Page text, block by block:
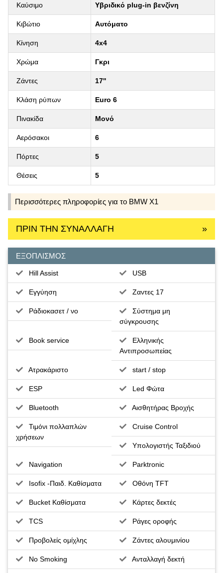
Καύσιμο Υβριδικό plug-in βενζίνη
Κιβώτιο Αυτόματο
Κίνηση 4x4
Χρώμα Γκρι
Ζάντες 17''
Κλάση ρύπων Euro 6
Πινακίδα Μονό
Αερόσακοι 6
Πόρτες 5
Θέσεις 5
Περισσότερες πληροφορίες για το BMW X1
ΠΡΙΝ ΤΗΝ ΣΥΝΑΛΛΑΓΗ »
ΕΞΟΠΛΙΣΜΟΣ
Hill Assist USB
Εγγύηση Ζαντες 17
Ράδιοκασετ / νο
Σύστημα μη
σύγκρουσης
Book service
Ελληνικής
Αντιπροσωπείας
Ατρακάριστο start / stop
ESP Led Φώτα
Bluetooth Αισθητήρας Βροχής
Τιμόνι πολλαπλών
χρήσεων
Cruise Control
Υπολογιστής Ταξιδιού
Navigation Parktronic
Isofix -Παιδ. Καθίσματα Οθόνη TFT
Bucket Καθίσματα Κάρτες δεκτές
TCS Ράγες οροφής
Προβολείς ομίχλης Ζάντες αλουμινίου
No Smoking Ανταλλαγή δεκτή